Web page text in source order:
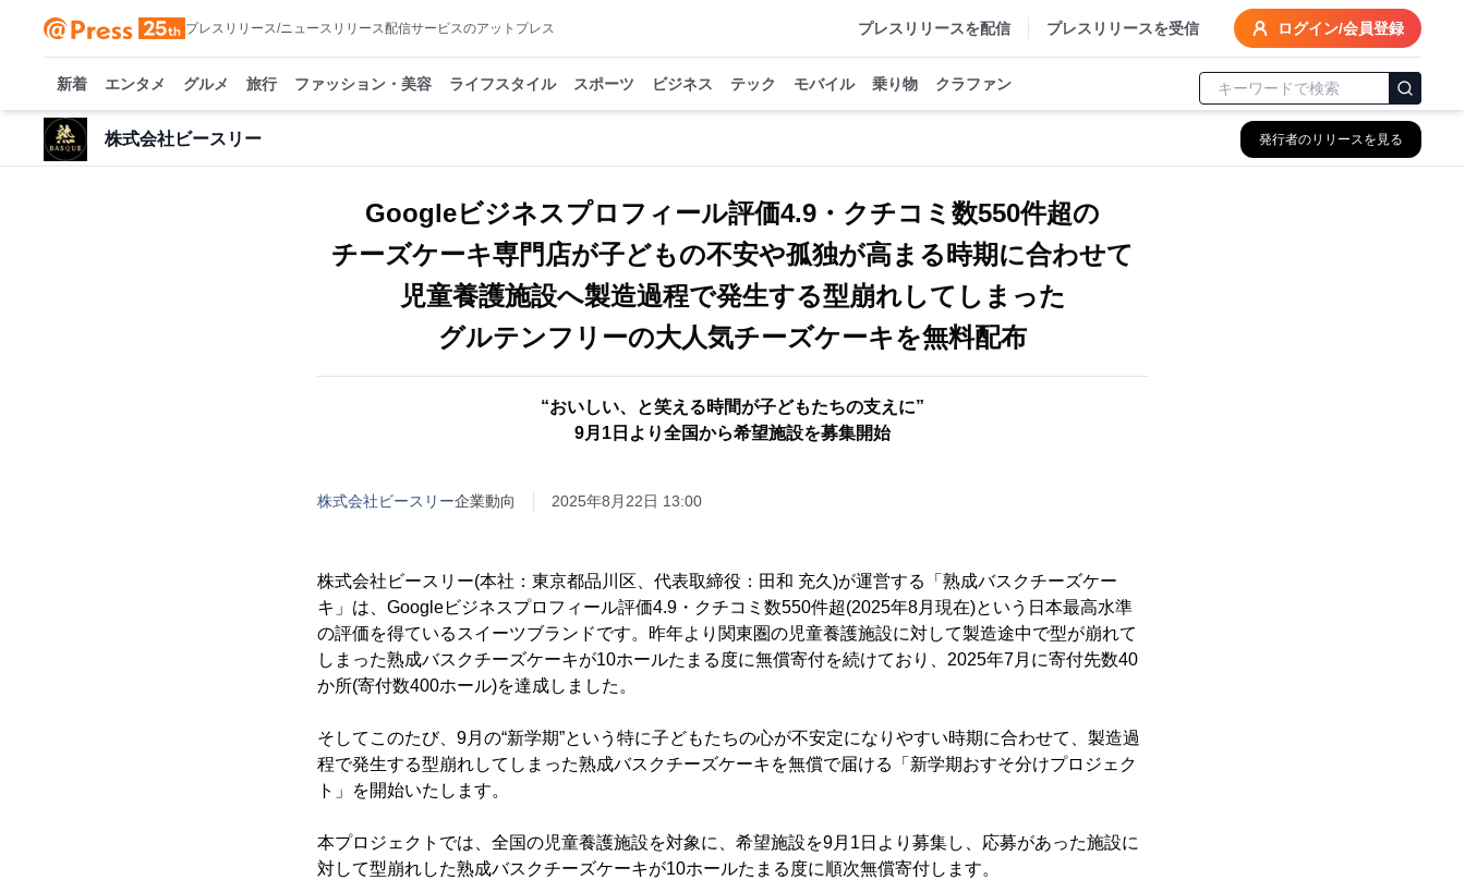
プレスリリース/ニュースリリース配信サービスのアットプレス プレスリリースを配信 プレスリリースを受信 ログイン/会員登録
新着 エンタメ グルメ 旅行 ファッション・美容 ライフスタイル スポーツ ビジネス テック モバイル 乗り物 クラファン
株式会社ビースリー 発行者のリリースを見る
Googleビジネスプロフィール評価4.9・クチコミ数550件超の
チーズケーキ専門店が子どもの不安や孤独が高まる時期に合わせて
児童養護施設へ製造過程で発生する型崩れしてしまった
グルテンフリーの大人気チーズケーキを無料配布
“おいしい、と笑える時間が子どもたちの支えに”
9月1日より全国から希望施設を募集開始
株式会社ビースリー企業動向 2025年8月22日 13:00
株式会社ビースリー(本社：東京都品川区、代表取締役：田和 充久)が運営する「熟成バスクチーズケー
キ」は、Googleビジネスプロフィール評価4.9・クチコミ数550件超(2025年8月現在)という日本最高水準
の評価を得ているスイーツブランドです。昨年より関東圏の児童養護施設に対して製造途中で型が崩れて
しまった熟成バスクチーズケーキが10ホールたまる度に無償寄付を続けており、2025年7月に寄付先数40
か所(寄付数400ホール)を達成しました。
そしてこのたび、9月の“新学期”という特に子どもたちの心が不安定になりやすい時期に合わせて、製造過
程で発生する型崩れしてしまった熟成バスクチーズケーキを無償で届ける「新学期おすそ分けプロジェク
ト」を開始いたします。
本プロジェクトでは、全国の児童養護施設を対象に、希望施設を9月1日より募集し、応募があった施設に
対して型崩れした熟成バスクチーズケーキが10ホールたまる度に順次無償寄付します。